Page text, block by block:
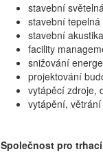
stavební
stavební
stavební
facility
snižování
projektování
vytápěcí zdroje,
vytápění,
Společnost pro